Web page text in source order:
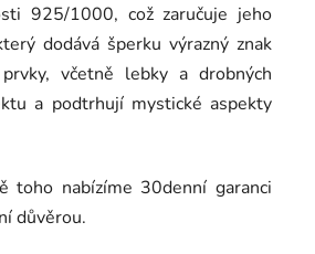
925/1000, což zaručuje jeho
dodává šperku výrazný znak
včetně lebky a drobných
a podtrhují mystické aspekty
toho nabízíme 30denní garanci
důvěrou.